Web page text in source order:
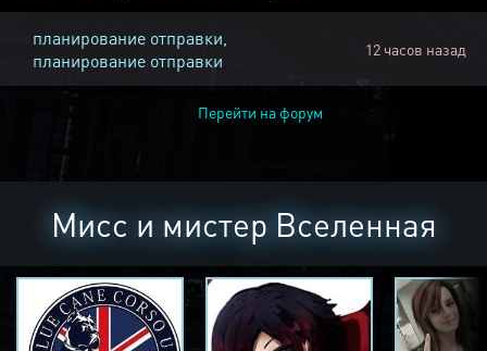
планирование отправки,
планирование отправки
12 часов назад
Перейти на форум
Мисс и мистер Вселенная